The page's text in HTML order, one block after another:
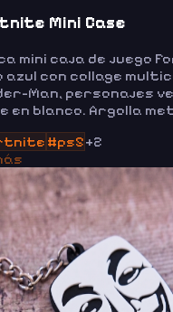
Mini Case
mini caja de juego
azul con collage
Man, personajes
en blanco. Argolla
#ps5+2